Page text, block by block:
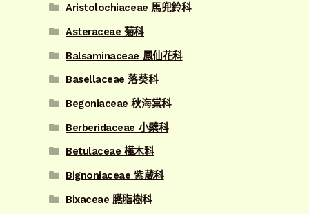
Aristolochiaceae 馬兜鈴科
Asteraceae 菊科
Balsaminaceae 鳳仙花科
Basellaceae 落葵科
Begoniaceae 秋海棠科
Berberidaceae 小檗科
Betulaceae 樺木科
Bignoniaceae 紫葳科
Bixaceae 臙脂樹科